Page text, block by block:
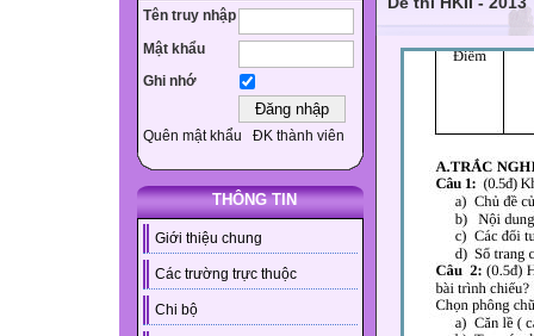
Tên truy nhập
Mật khẩu
Ghi nhớ
Quên mật khẩu ĐK thành viên
THÔNG TIN
Giới thiệu chung
Các trường trực thuộc
Chi bộ